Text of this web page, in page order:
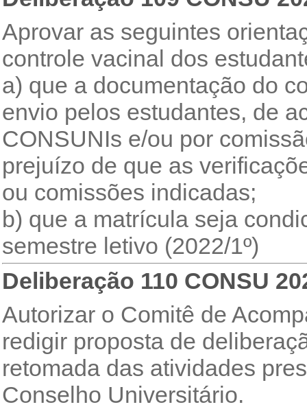
Aprovar as seguintes
controle vacinal dos
a) que a documentação do
envio pelos estudantes, de
CONSUNIs e/ou por
prejuízo de que as
ou comissões indicadas;
b) que a matrícula seja
semestre letivo (2022/1º)
Deliberação 110 CONSU
Autorizar o Comitê de
redigir proposta de
retomada das atividades
Conselho Universitário.